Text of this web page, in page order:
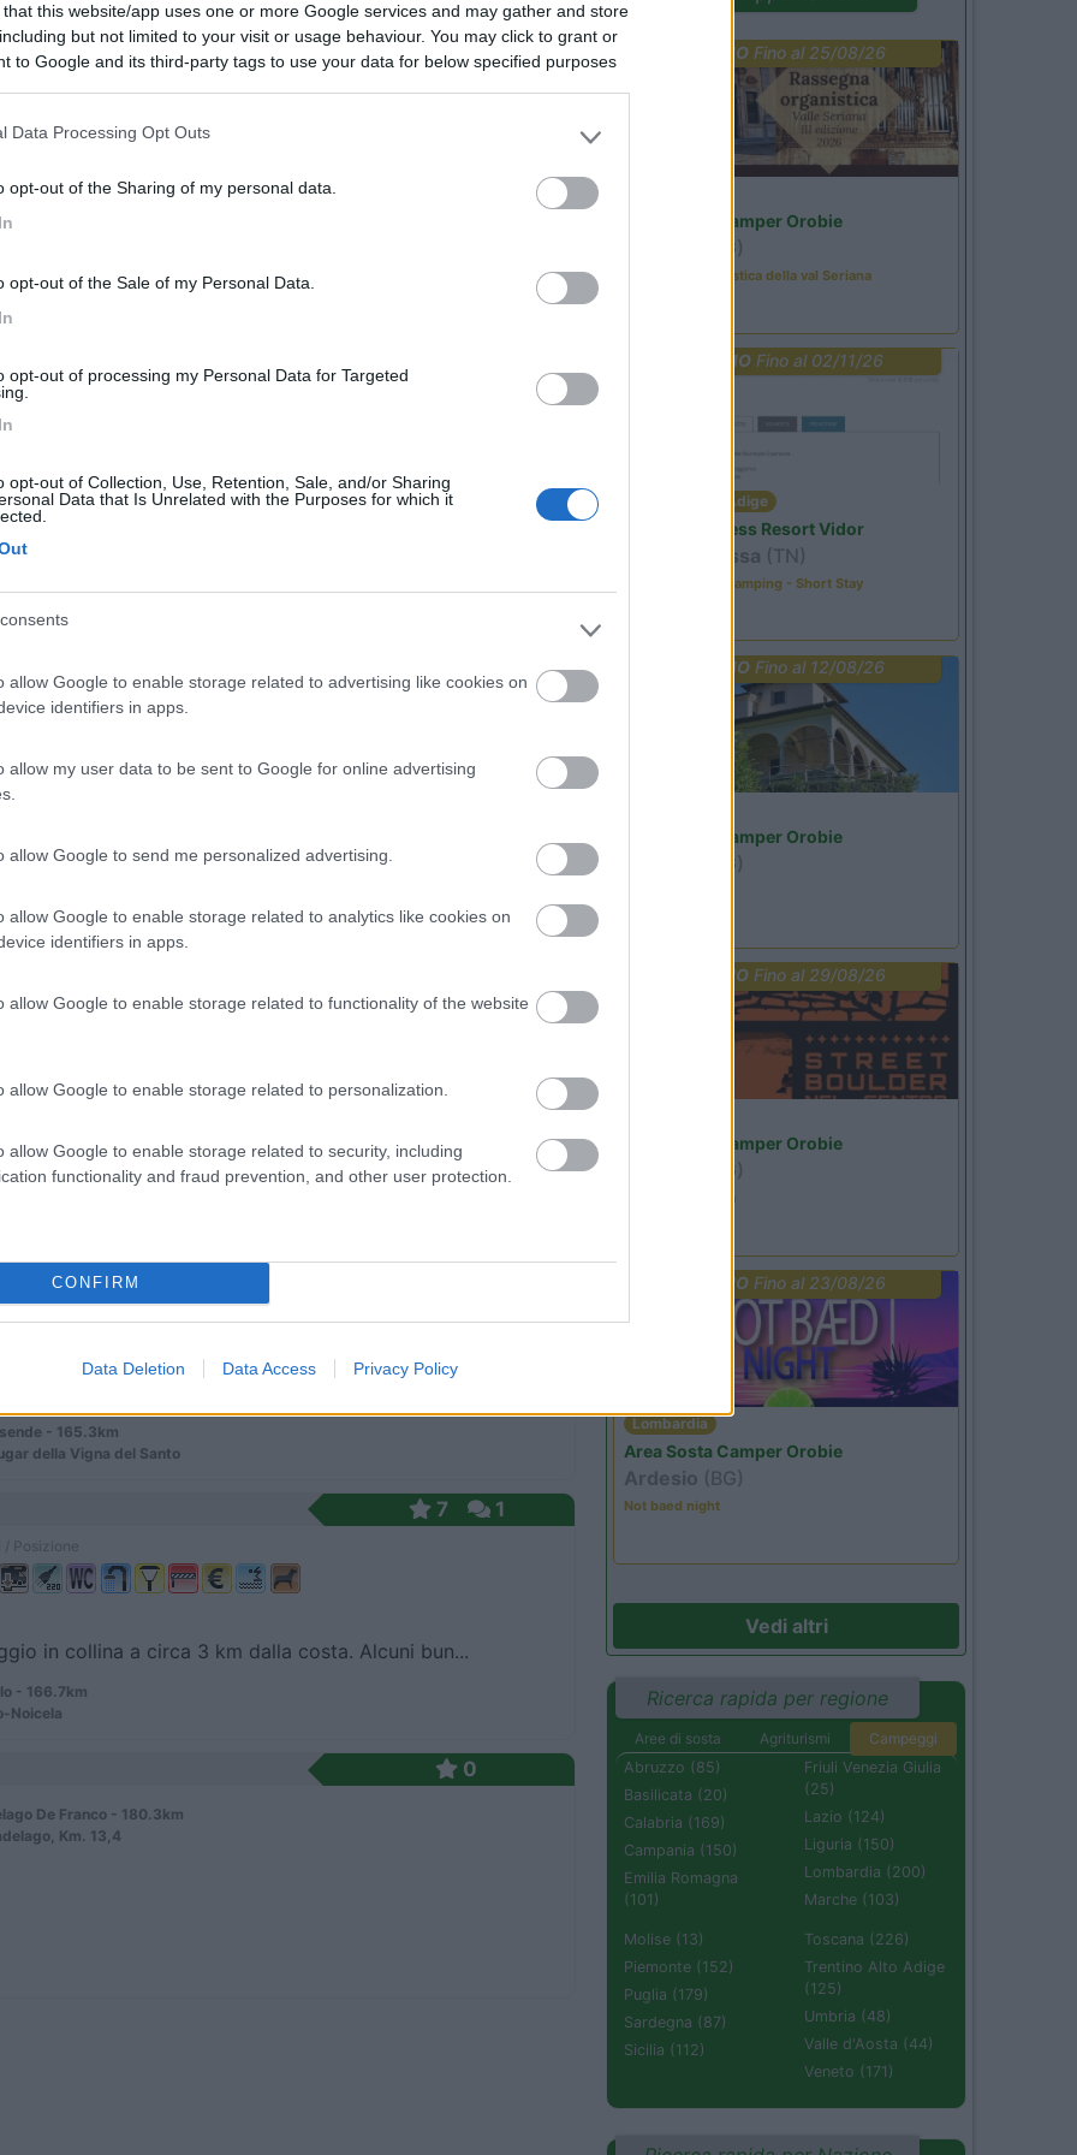
that this website/app uses one or more Google services and may gather and store
but not limited to your visit or usage behaviour. You may click to grant or
to Google and its third-party tags to use your data for below specified purposes
Data Processing Opt Outs
opt-out of the Sharing of my personal data.
opt-out of the Sale of my Personal Data.
opt-out of processing my Personal Data for Targeted
opt-out of Collection, Use, Retention, Sale, and/or Sharing
Data that Is Unrelated with the Purposes for which it
allow Google to enable storage related to advertising like cookies on
identifiers in apps.
allow my user data to be sent to Google for online advertising
allow Google to send me personalized advertising.
allow Google to enable storage related to analytics like cookies on
identifiers in apps.
allow Google to enable storage related to functionality of the website
allow Google to enable storage related to personalization.
allow Google to enable storage related to security, including
functionality and fraud prevention, and other user protection.
CONFIRM
Data Deletion Data Access Privacy Policy
ombreggiato a terrazze con molte roulotte stanz...
do Morrazo - Pontevedra - 51km
- 57.1km
8,5
Posizione
100 m dal mare e a 200 m dalla fermata del bus n....
Av. da Beira-Mar 441
Posizione
dalla spiaggia ra circa 1,5 km da Madalena, st...
de Gaia - 78.8km
Chaquedas 82
Posizione
de Compostela - 123.7km
/ Posizione
- 165.3km
della Vigna del Santo
7 1
in collina a circa 3 km dalla costa. Alcuni bun...
- 166.7km
Noicela
0
De Franco - 180.3km
Km. 13,4
PROMO Fino al 25/08/26
Area Sosta Camper Orobie
(BG)
Rassegna organistica della val Seriana
PROMO Fino al 02/11/26
Trentino Alto Adige
Family Wellness Resort Vidor
Pozza di Fassa (TN)
Happy & Active Camping - Short Stay
PROMO Fino al 12/08/26
Area Sosta Camper Orobie
(BG)
PROMO Fino al 29/08/26
Area Sosta Camper Orobie
(BG)
Ardesio si blocca
PROMO Fino al 23/08/26
Lombardia
Area Sosta Camper Orobie
Ardesio (BG)
Not baed night
Vedi altri
Ricerca rapida per regione
Aree di sosta Agriturismi
Campeggi
Abruzzo (85)
Basilicata (20)
Calabria (169)
Campania (150)
Emilia Romagna
(101)
Friuli Venezia Giulia
(25)
Lazio (124)
Liguria (150)
Lombardia (200)
Marche (103)
Molise (13)
Piemonte (152)
Puglia (179)
Sardegna (87)
Sicilia (112)
Toscana (226)
Trentino Alto Adige
(125)
Umbria (48)
Valle d'Aosta (44)
Veneto (171)